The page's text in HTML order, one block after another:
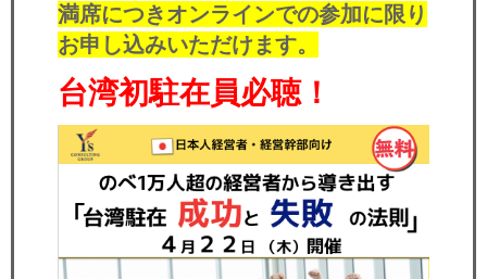
労務顧問
ＩＴ
飲食店情報
満席につきオンラインでの参加に限り
お申し込みいただけます。
台湾初駐在員必聴！